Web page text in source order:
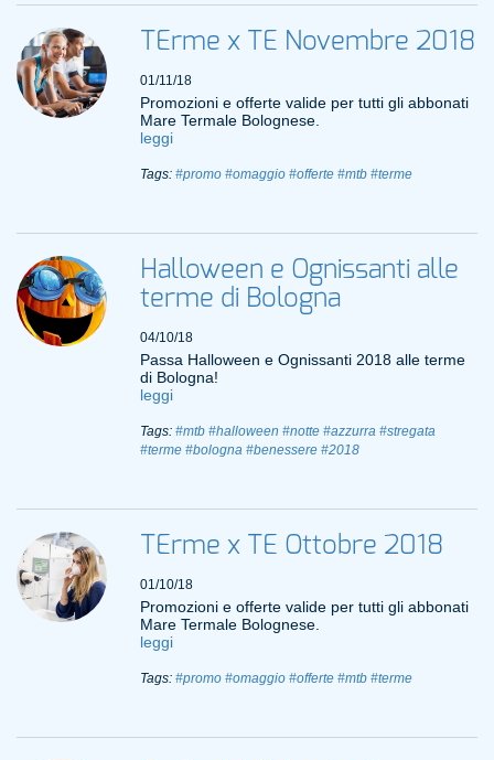
TErme x TE Novembre 2018
01/11/18
Promozioni e offerte valide per tutti gli abbonati
Mare Termale Bolognese.
leggi
Tags: #promo #omaggio #offerte #mtb #terme
Halloween e Ognissanti alle
terme di Bologna
04/10/18
Passa Halloween e Ognissanti 2018 alle terme
di Bologna!
leggi
Tags: #mtb #halloween #notte #azzurra #stregata
#terme #bologna #benessere #2018
TErme x TE Ottobre 2018
01/10/18
Promozioni e offerte valide per tutti gli abbonati
Mare Termale Bolognese.
leggi
Tags: #promo #omaggio #offerte #mtb #terme